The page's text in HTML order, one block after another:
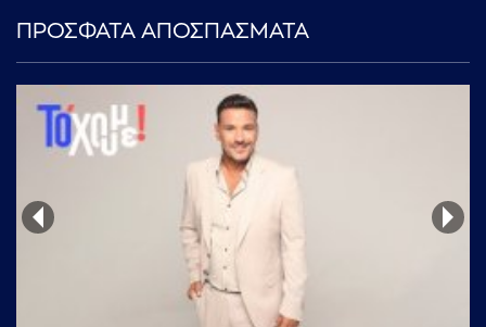
...πληκτρολογήστε κείμενο προς αναζήτηση
ΠΡΟΣΦΑΤΑ ΑΠΟΣΠΑΣΜΑΤΑ